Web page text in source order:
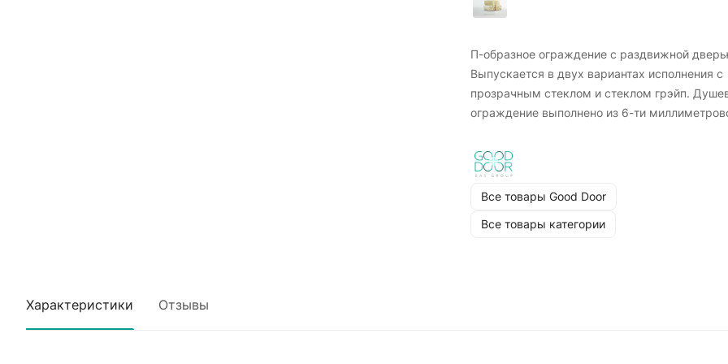
П-образное ограждение с раздвижной
Выпускается в двух вариантах исполнения с
прозрачным стеклом и стеклом грэйп.
ограждение выполнено из 6-ти
Универсальность право- и левосторонней
установки. Система двойного профиля
делать регулировку ограждения, при
анодированного алюминия с
Все товары Good Door
Все товары категории
Характеристики Отзывы